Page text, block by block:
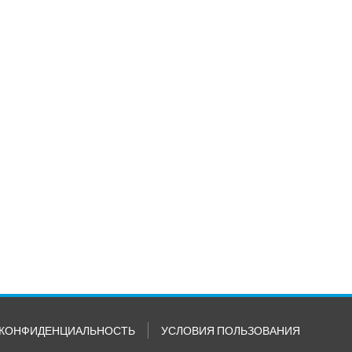
КОНФИДЕНЦИАЛЬНОСТЬ УСЛОВИЯ ПОЛЬЗОВАНИЯ